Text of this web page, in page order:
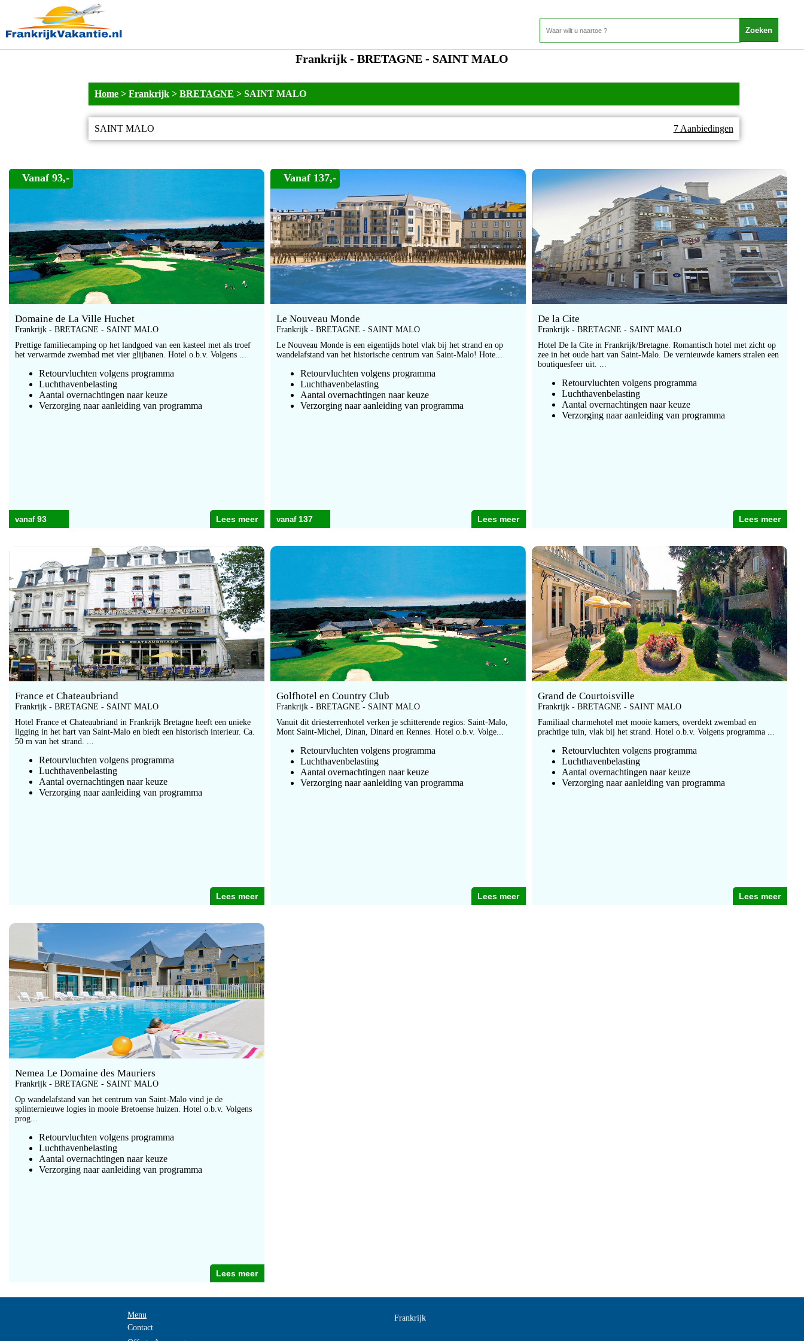
Frankrijk - BRETAGNE - SAINT MALO
Home >Frankrijk >BRETAGNE >SAINT MALO
SAINT MALO 7 Aanbiedingen
Vanaf 93,-
Domaine de La Ville Huchet
Frankrijk - BRETAGNE - SAINT MALO
Prettige familiecamping op het landgoed van een kasteel met als troef
het verwarmde zwembad met vier glijbanen. Hotel o.b.v. Volgens ...
Retourvluchten volgens programma
Luchthavenbelasting
Aantal overnachtingen naar keuze
Verzorging naar aanleiding van programma
Lees meer
93
Vanaf 137,-
Le Nouveau Monde
Frankrijk - BRETAGNE - SAINT MALO
Le Nouveau Monde is een eigentijds hotel vlak bij het strand en op
wandelafstand van het historische centrum van Saint-Malo! Hote...
Retourvluchten volgens programma
Luchthavenbelasting
Aantal overnachtingen naar keuze
Verzorging naar aanleiding van programma
Lees meer
137
De la Cite
Frankrijk - BRETAGNE - SAINT MALO
Hotel De la Cite in Frankrijk/Bretagne. Romantisch hotel met zicht op
zee in het oude hart van Saint-Malo. De vernieuwde kamers stralen een
boutiquesfeer uit. ...
Retourvluchten volgens programma
Luchthavenbelasting
Aantal overnachtingen naar keuze
Verzorging naar aanleiding van programma
Lees meer
France et Chateaubriand
Frankrijk - BRETAGNE - SAINT MALO
Hotel France et Chateaubriand in Frankrijk Bretagne heeft een unieke
ligging in het hart van Saint-Malo en biedt een historisch interieur. Ca.
50 m van het strand. ...
Retourvluchten volgens programma
Luchthavenbelasting
Aantal overnachtingen naar keuze
Verzorging naar aanleiding van programma
Lees meer
Golfhotel en Country Club
Frankrijk - BRETAGNE - SAINT MALO
Vanuit dit driesterrenhotel verken je schitterende regios: Saint-Malo,
Mont Saint-Michel, Dinan, Dinard en Rennes. Hotel o.b.v. Volge...
Retourvluchten volgens programma
Luchthavenbelasting
Aantal overnachtingen naar keuze
Verzorging naar aanleiding van programma
Lees meer
Grand de Courtoisville
Frankrijk - BRETAGNE - SAINT MALO
Familiaal charmehotel met mooie kamers, overdekt zwembad en
prachtige tuin, vlak bij het strand. Hotel o.b.v. Volgens programma ...
Retourvluchten volgens programma
Luchthavenbelasting
Aantal overnachtingen naar keuze
Verzorging naar aanleiding van programma
Lees meer
Nemea Le Domaine des Mauriers
Frankrijk - BRETAGNE - SAINT MALO
Op wandelafstand van het centrum van Saint-Malo vind je de
splinternieuwe logies in mooie Bretoense huizen. Hotel o.b.v. Volgens
prog...
Retourvluchten volgens programma
Luchthavenbelasting
Aantal overnachtingen naar keuze
Verzorging naar aanleiding van programma
Lees meer
Menu
Contact
Frankrijk